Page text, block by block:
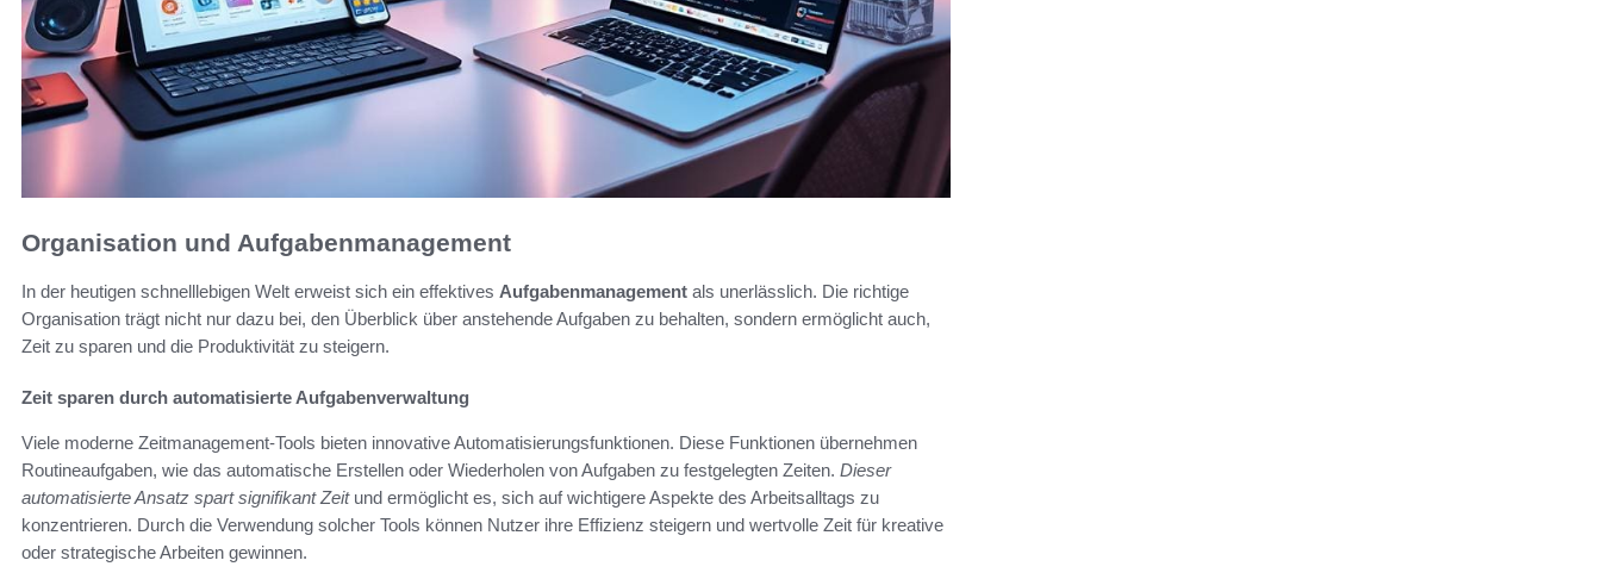
Organisation und Aufgabenmanagement
In der heutigen schnelllebigen Welt erweist sich ein effektives Aufgabenmanagement als unerlässlich. Die richtige
Organisation trägt nicht nur dazu bei, den Überblick über anstehende Aufgaben zu behalten, sondern ermöglicht auch,
Zeit zu sparen und die Produktivität zu steigern.
Zeit sparen durch automatisierte Aufgabenverwaltung
Viele moderne Zeitmanagement-Tools bieten innovative Automatisierungsfunktionen. Diese Funktionen übernehmen
Routineaufgaben, wie das automatische Erstellen oder Wiederholen von Aufgaben zu festgelegten Zeiten. Dieser
automatisierte Ansatz spart signifikant Zeitund ermöglicht es, sich auf wichtigere Aspekte des Arbeitsalltags zu
konzentrieren. Durch die Verwendung solcher Tools können Nutzer ihre Effizienz steigern und wertvolle Zeit für kreative
oder strategische Arbeiten gewinnen.